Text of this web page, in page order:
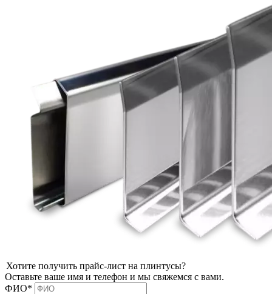
Хотите получить прайс-лист на плинтусы?
Оставьте ваше имя и телефон и мы свяжемся с вами.
ФИО*